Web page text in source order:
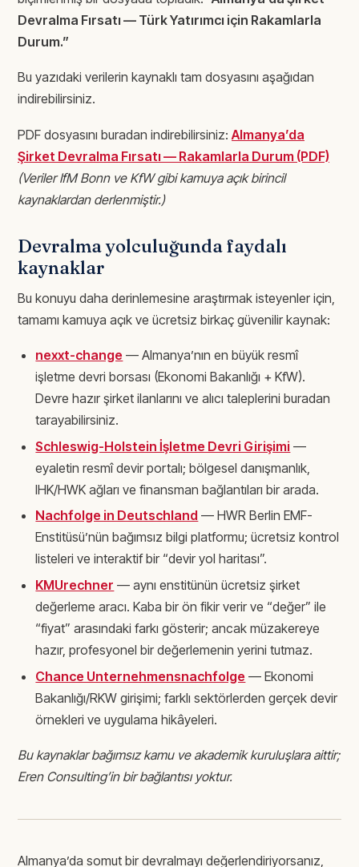
Devralma Fırsatı — Türk Yatırımcı için Rakamlarla
Durum.”
Bu yazıdaki verilerin kaynaklı tam dosyasını aşağıdan
indirebilirsiniz.
PDF dosyasını buradan indirebilirsiniz: Almanya’da
Şirket Devralma Fırsatı — Rakamlarla Durum (PDF)
(Veriler IfM Bonn ve KfW gibi kamuya açık birincil
kaynaklardan derlenmiştir.)
Devralma yolculuğunda faydalı
kaynaklar
Bu konuyu daha derinlemesine araştırmak isteyenler için,
tamamı kamuya açık ve ücretsiz birkaç güvenilir kaynak:
nexxt-change — Almanya’nın en büyük resmî
işletme devri borsası (Ekonomi Bakanlığı + KfW).
Devre hazır şirket ilanlarını ve alıcı taleplerini buradan
tarayabilirsiniz.
Schleswig-Holstein İşletme Devri Girişimi —
eyaletin resmî devir portalı; bölgesel danışmanlık,
IHK/HWK ağları ve finansman bağlantıları bir arada.
Nachfolge in Deutschland — HWR Berlin EMF-
Enstitüsü’nün bağımsız bilgi platformu; ücretsiz kontrol
listeleri ve interaktif bir “devir yol haritası”.
KMUrechner — aynı enstitünün ücretsiz şirket
değerleme aracı. Kaba bir ön fikir verir ve “değer” ile
“fiyat” arasındaki farkı gösterir; ancak müzakereye
hazır, profesyonel bir değerlemenin yerini tutmaz.
Chance Unternehmensnachfolge — Ekonomi
Bakanlığı/RKW girişimi; farklı sektörlerden gerçek devir
örnekleri ve uygulama hikâyeleri.
Bu kaynaklar bağımsız kamu ve akademik kuruluşlara aittir;
Eren Consulting’in bir bağlantısı yoktur.
Almanya’da somut bir devralmayı değerlendiriyorsanız,